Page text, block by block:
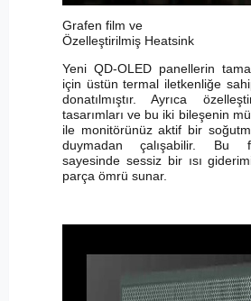
Grafen film ve
Özelleştirilmiş Heatsink
Yeni QD-OLED panellerin
için üstün termal iletkenliğe
donatılmıştır. Ayrıca
tasarımları ve bu iki bileşenin
ile monitörünüz aktif bir
duymadan çalışabilir. Bu
sayesinde sessiz bir ısı
parça ömrü sunar.